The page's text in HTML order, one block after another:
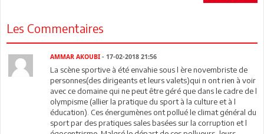
Les Commentaires
AMMAR AKOUBI - 17-02-2018 21:56
La scène sportive à été envahie sous l ère novembriste de
personnes(des dirigeants et leurs valets)qui n ont rien à voir
avec ce domaine qui ne peut être géré que dans le cadre de l
olympisme (allier la pratique du sport à la culture et à l
éducation). Ces énergumènes ont pollué le climat général du
sport par des pratiques sales basées sur la corruption et l